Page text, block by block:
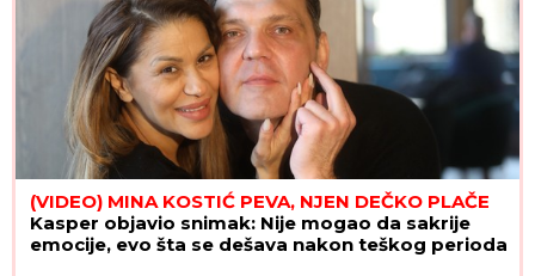
(VIDEO) MINA KOSTIĆ PEVA, NJEN DEČKO PLAČE
Kasper objavio snimak: Nije mogao da sakrije
emocije, evo šta se dešava nakon teškog perioda